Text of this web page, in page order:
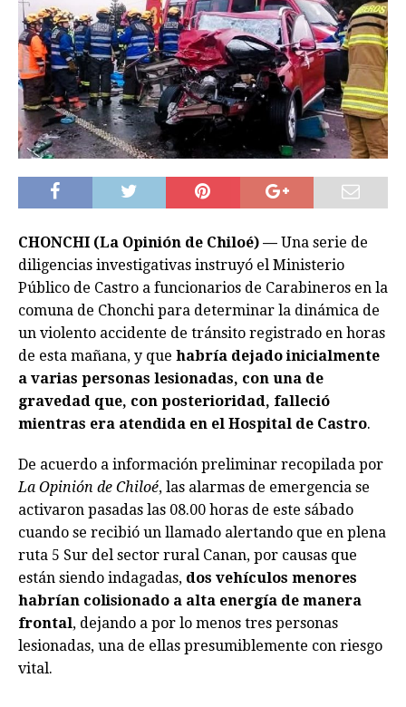
CHONCHI (La Opinión de Chiloé) — Una serie de
diligencias investigativas instruyó el Ministerio
Público de Castro a funcionarios de Carabineros en la
comuna de Chonchi para determinar la dinámica de
un violento accidente de tránsito registrado en horas
de esta mañana, y que habría dejado inicialmente
a varias personas lesionadas, con una de
gravedad que, con posterioridad, falleció
mientras era atendida en el Hospital de Castro.
De acuerdo a información preliminar recopilada por
La Opinión de Chiloé, las alarmas de emergencia se
activaron pasadas las 08.00 horas de este sábado
cuando se recibió un llamado alertando que en plena
ruta 5 Sur del sector rural Canan, por causas que
están siendo indagadas, dos vehículos menores
habrían colisionado a alta energía de manera
frontal, dejando a por lo menos tres personas
lesionadas, una de ellas presumiblemente con riesgo
vital.